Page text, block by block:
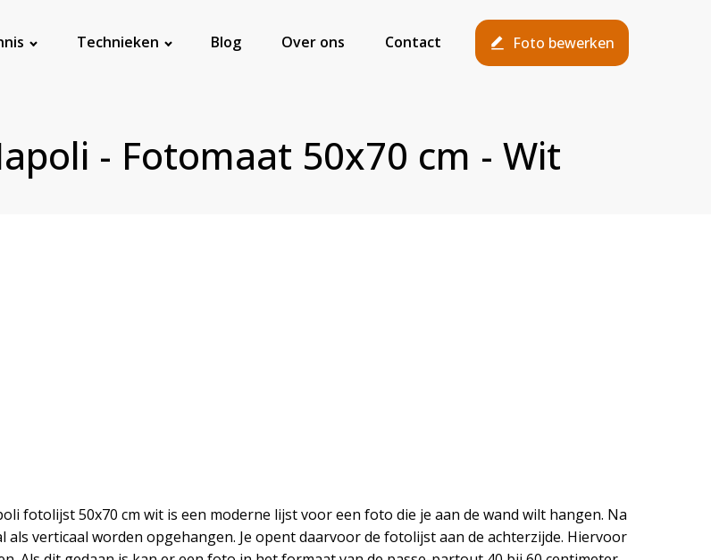
Technieken Blog Over ons Contact Foto bewerken
- Fotomaat 50x70 cm - Wit
fotolijst 50x70 cm wit is een moderne lijst voor een foto die je aan de wand wilt hangen. Na
verticaal worden opgehangen. Je opent daarvoor de fotolijst aan de achterzijde. Hiervoor